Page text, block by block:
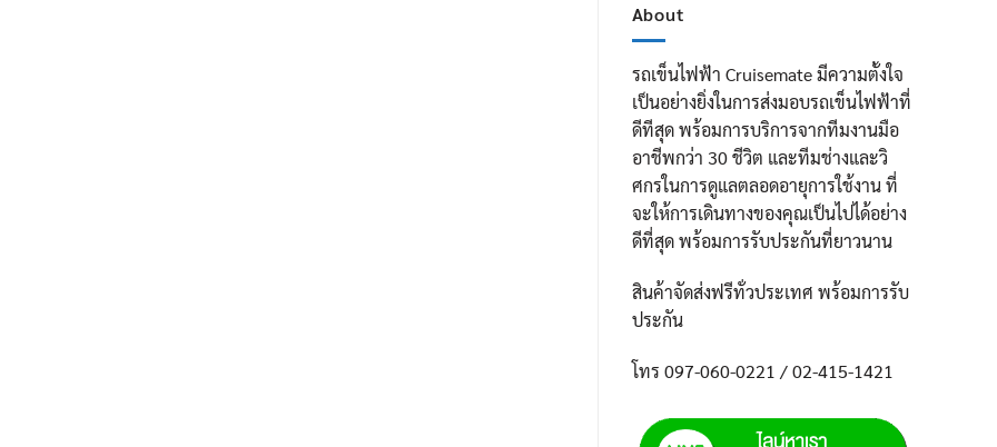
About
รถเข็นไฟฟ้า Cruisemate มีความตั้งใจ
เป็นอย่างยิ่งในการส่งมอบรถเข็นไฟฟ้าที่
ดีทีสุด พร้อมการบริการจากทีมงานมือ
อาชีพกว่า 30 ชีวิต และทีมช่างและวิ
ศกรในการดูแลตลอดอายุการใช้งาน ที่
จะให้การเดินทางของคุณเป็นไปได้อย่าง
ดีที่สุด พร้อมการรับประกันที่ยาวนาน
สินค้าจัดส่งฟรีทั่วประเทศ พร้อมการรับ
ประกัน
โทร 097-060-0221 / 02-415-1421